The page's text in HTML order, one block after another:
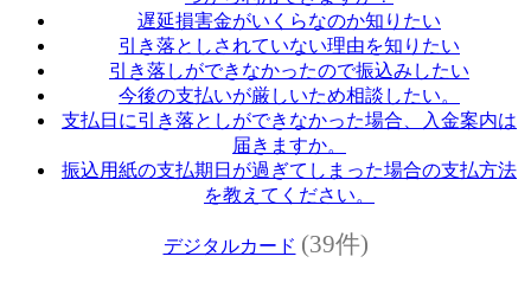
遅延損害金がいくらなのか知りたい
引き落としされていない理由を知りたい
引き落しができなかったので振込みしたい
今後の支払いが厳しいため相談したい。
支払日に引き落としができなかった場合、入金案内は
届きますか。
振込用紙の支払期日が過ぎてしまった場合の支払方法
を教えてください。
デジタルカード (39件)